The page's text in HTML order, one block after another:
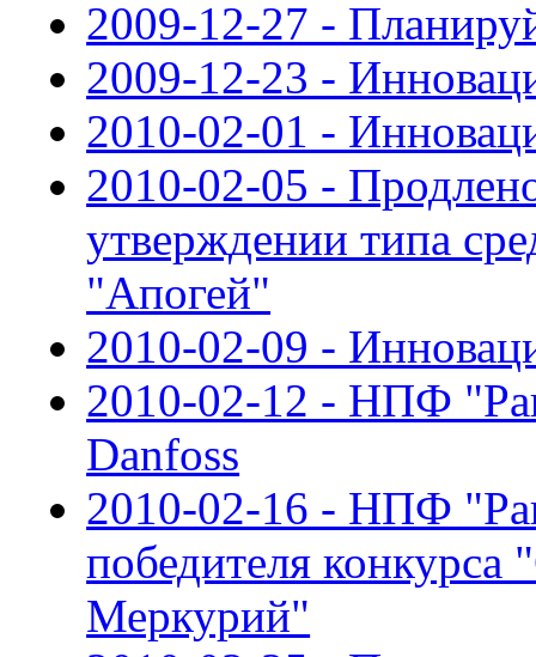
2009-12-27 -
2009-12-23 -
2010-02-01 -
2010-02-05 -
утверждении типа
"Апогей"
2010-02-09 -
2010-02-12 - НПФ
Danfoss
2010-02-16 - НПФ
победителя конкурса
Меркурий"